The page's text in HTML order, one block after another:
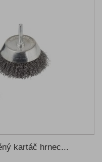
kartáč hrnec...